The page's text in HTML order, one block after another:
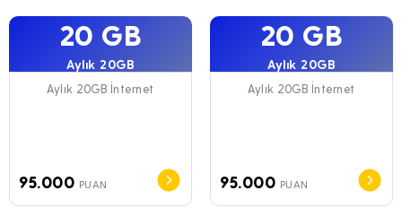
20 GB
Aylık 20GB
Aylık 20GB İnternet
95.000 PUAN
20 GB
Aylık 20GB
Aylık 20GB İnternet
95.000 PUAN